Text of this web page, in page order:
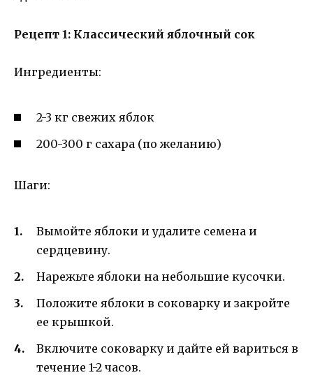
Рецепт 1: Классический яблочный сок
Ингредиенты:
2-3 кг свежих яблок
200-300 г сахара (по желанию)
Шаги:
Вымойте яблоки и удалите семена и
сердцевину.
Нарежьте яблоки на небольшие кусочки.
Положите яблоки в соковарку и закройте
ее крышкой.
Включите соковарку и дайте ей вариться в
течение 1-2 часов.